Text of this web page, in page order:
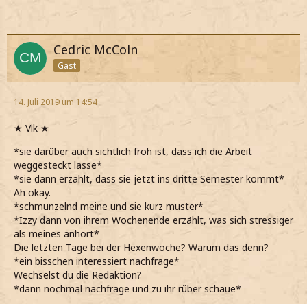
Cedric McColn
Gast
14. Juli 2019 um 14:54
★ Vik ★
*sie darüber auch sichtlich froh ist, dass ich die Arbeit
weggesteckt lasse*
*sie dann erzählt, dass sie jetzt ins dritte Semester kommt*
Ah okay.
*schmunzelnd meine und sie kurz muster*
*Izzy dann von ihrem Wochenende erzählt, was sich stressiger
als meines anhört*
Die letzten Tage bei der Hexenwoche? Warum das denn?
*ein bisschen interessiert nachfrage*
Wechselst du die Redaktion?
*dann nochmal nachfrage und zu ihr rüber schaue*